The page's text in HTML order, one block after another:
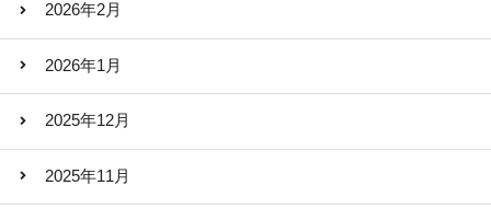
2026年2月
2026年1月
2025年12月
2025年11月